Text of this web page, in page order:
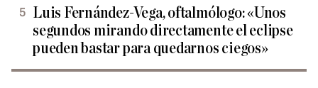
Luis Fernández-Vega, oftalmólogo: «Unos
segundos mirando directamente el eclipse
pueden bastar para quedarnos ciegos»